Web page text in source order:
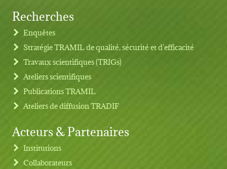
Footer menu
Recherches
Enquêtes
Stratégie TRAMIL de qualité, sécurité et d'efficacité
Travaux scientifiques (TRIGs)
Ateliers scientifiques
Publications TRAMIL
Ateliers de diffusion TRADIF
Acteurs & Partenaires
Institutions
Collaborateurs